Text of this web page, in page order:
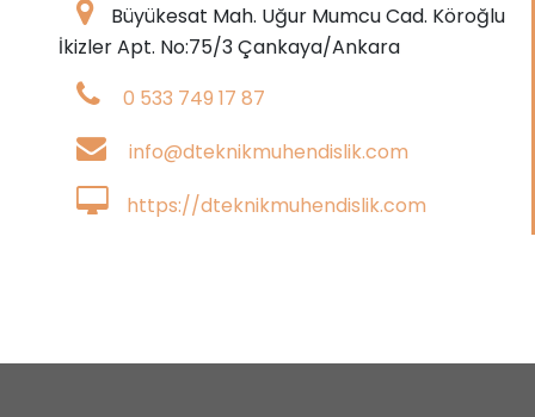
Büyükesat Mah. Uğur Mumcu Cad. Köroğlu
İkizler Apt. No:75/3 Çankaya/Ankara
0 533 749 17 87
info@dteknikmuhendislik.com
https://dteknikmuhendislik.com